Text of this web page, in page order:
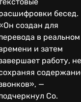
бесед.
создан для
в реальном
и затем
работу, не
—
Со.